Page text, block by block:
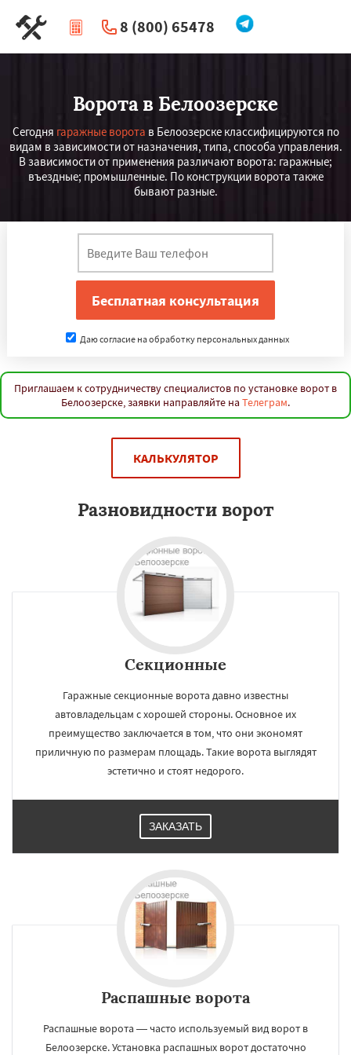
8 (800) 65478
| Перезвоните мне
Ворота в Белоозерске
Сегодня гаражные ворота в Белоозерске классифицируются по
видам в зависимости от назначения, типа, способа управления.
В зависимости от применения различают ворота: гаражные;
въездные; промышленные. По конструкции ворота также
бывают разные.
Даю согласие на обработку персональных данных
Приглашаем к сотрудничеству специалистов по установке ворот в
Белоозерске, заявки направляйте на Телеграм.
КАЛЬКУЛЯТОР
Разновидности ворот
Секционные
Гаражные секционные ворота давно известны
автовладельцам с хорошей стороны. Основное их
преимущество заключается в том, что они экономят
приличную по размерам площадь. Такие ворота выглядят
эстетично и стоят недорого.
ЗАКАЗАТЬ
Распашные ворота
Распашные ворота — часто используемый вид ворот в
Белоозерске. Установка распашных ворот достаточно